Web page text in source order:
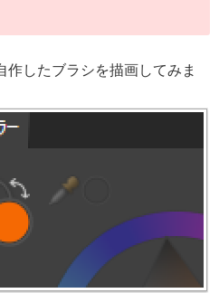
作したブラシを描画してみま